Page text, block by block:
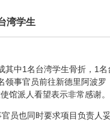
湾学生
中1名台湾学生骨折，1名
事官员前往新德里阿波罗
馆派人看望表示非常感谢。
员也同时要求项目负责人